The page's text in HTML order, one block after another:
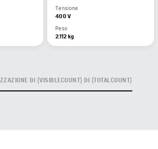
Tensione
400 V
Peso
2.112 kg
DI {VISIBLECOUNT} DI {TOTALCOUNT}